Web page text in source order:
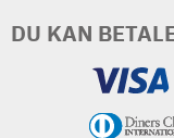
DU KAN